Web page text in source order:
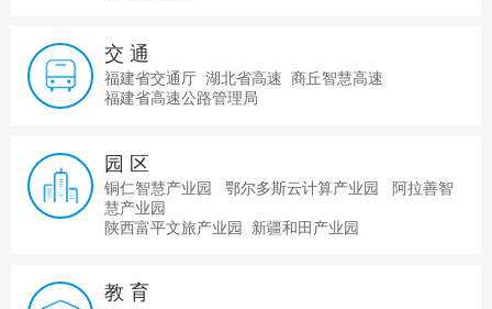
交 通
福建省交通厅 湖北省高速 商丘智慧高速
福建省高速公路管理局
园 区
铜仁智慧产业园 鄂尔多斯云计算产业园 阿拉善智
慧产业园
陕西富平文旅产业园 新疆和田产业园
教 育